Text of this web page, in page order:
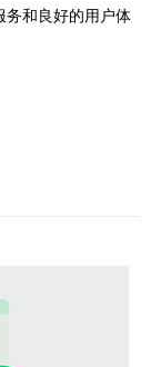
务和良好的用户体